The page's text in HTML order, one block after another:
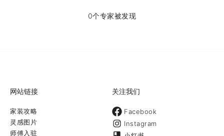
0个专家被发现
网站链接
家装攻略
灵感图片
师傅入驻
关注我们
Facebook
Instagram